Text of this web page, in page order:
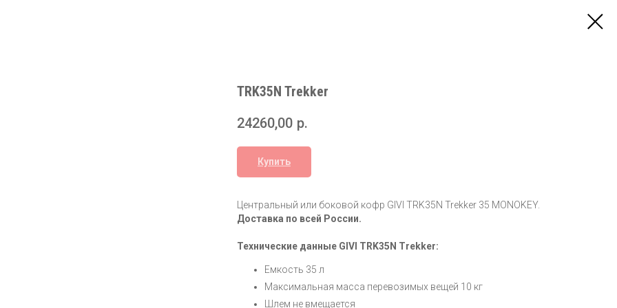
TRK35N Trekker
24260,00 р.
Купить
Центральный или боковой кофр GIVI TRK35N Trekker 35 MONOKEY.
Доставка по всей России.
Технические данные GIVI TRK35N Trekker:
Емкость 35 л
Максимальная масса перевозимых вещей 10 кг
Шлем не вмещается